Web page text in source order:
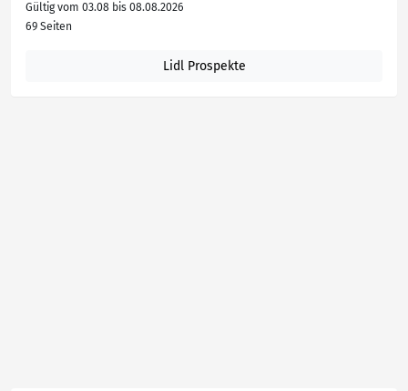
Gültig vom 03.08 bis 08.08.2026
69 Seiten
Lidl Prospekte